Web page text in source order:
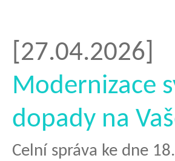
[27.04.2026]
Modernizace
dopady na
Celní správa ke dne
why
do
people
have
cheap